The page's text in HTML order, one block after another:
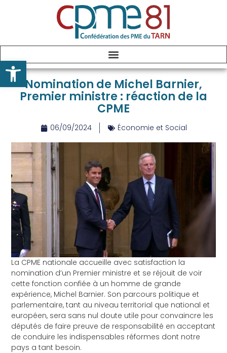
Nomination de Michel Barnier,
Premier ministre : réaction de la
CPME
06/09/2024 Économie et Social
La CPME nationale accueille avec satisfaction la
nomination d’un Premier ministre et se réjouit de voir
cette fonction confiée à un homme de grande
expérience, Michel Barnier. Son parcours politique et
parlementaire, tant au niveau territorial que national et
européen, sera sans nul doute utile pour convaincre les
députés de faire preuve de responsabilité en acceptant
de conduire les indispensables réformes dont notre
pays a tant besoin.
Ouvrir la barre d’outils